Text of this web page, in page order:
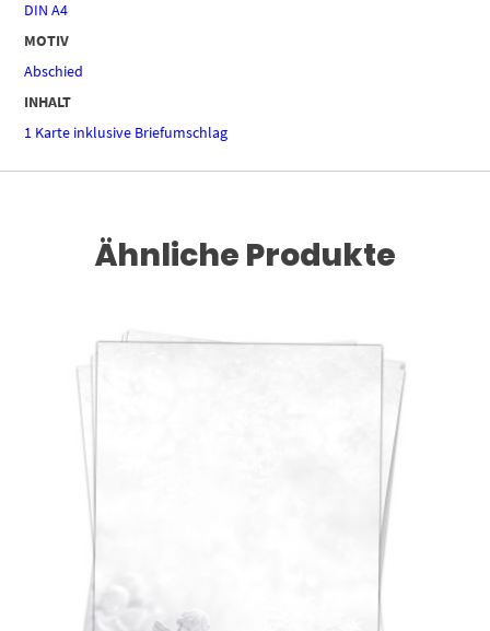
DIN A4
MOTIV
Abschied
INHALT
1 Karte inklusive Briefumschlag
Ähnliche Produkte